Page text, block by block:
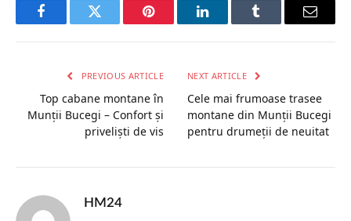
FacebookTwitter Pinterest LinkedInTumblr Email
PREVIOUS ARTICLE
Top cabane montane în
Munții Bucegi – Confort și
priveliști de vis
NEXT ARTICLE
Cele mai frumoase trasee
montane din Munții Bucegi
pentru drumeții de neuitat
HM24